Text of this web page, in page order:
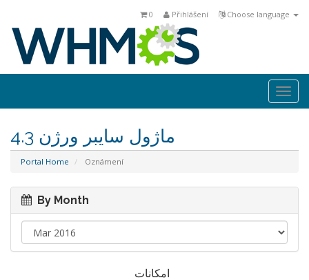
Choose language
Přihlášení
0
ماژول سايبر ورژن 4.3
Portal Home Oznámení
By Month